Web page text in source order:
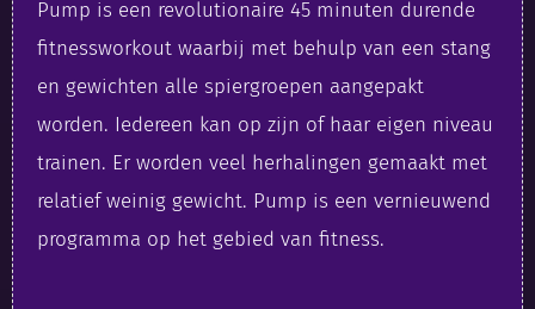
Pump is een revolutionaire 45 minuten durende
fitnessworkout waarbij met behulp van een stang
en gewichten alle spiergroepen aangepakt
worden. Iedereen kan op zijn of haar eigen niveau
trainen. Er worden veel herhalingen gemaakt met
relatief weinig gewicht. Pump is een vernieuwend
programma op het gebied van fitness.